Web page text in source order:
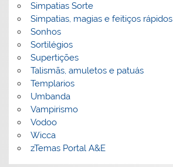
Simpatias Sorte
Simpatias, magias e feitiços rápidos
Sonhos
Sortilégios
Supertições
Talismãs, amuletos e patuás
Templarios
Umbanda
Vampirismo
Vodoo
Wicca
zTemas Portal A&E